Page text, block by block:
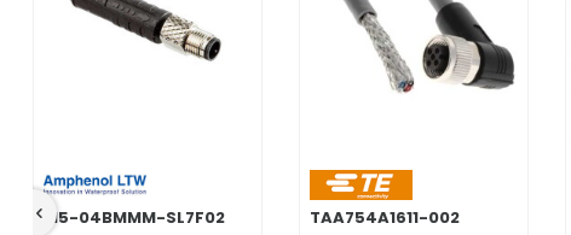
M5-04BMMM-SL7F02 TAA754A1611-002